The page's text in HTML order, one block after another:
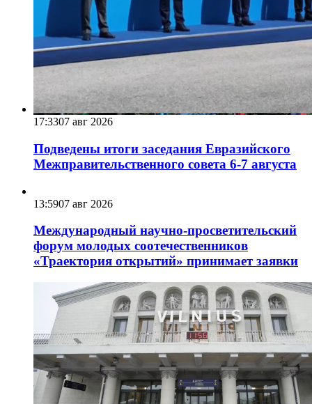
17:3307 авг 2026
Подведены итоги заседания Евразийского
Межправительственного совета 6-7 августа
13:5907 авг 2026
Международный научно-просветительский
форум молодых соотечественников
«Траектория открытий» принимает заявки